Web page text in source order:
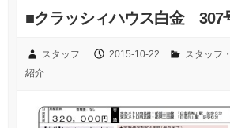
■クラッシィハウス白金 307
スタッフ 2015-10-22 スタッフ
紹介